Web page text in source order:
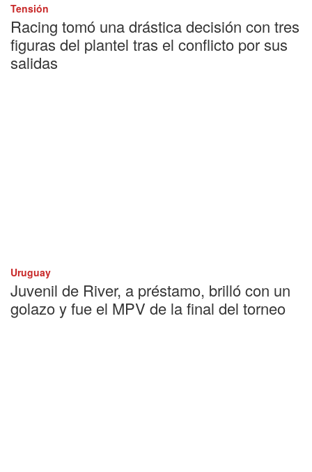
Tensión
Racing tomó una drástica decisión con tres
figuras del plantel tras el conflicto por sus
salidas
Uruguay
Juvenil de River, a préstamo, brilló con un
golazo y fue el MPV de la final del torneo